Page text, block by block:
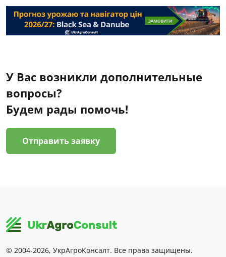
У Вас возникли дополнительные
вопросы?
Будем рады помочь!
Отправить заявку
© 2004-2026, УкрАгроКонсалт. Все права защищены.